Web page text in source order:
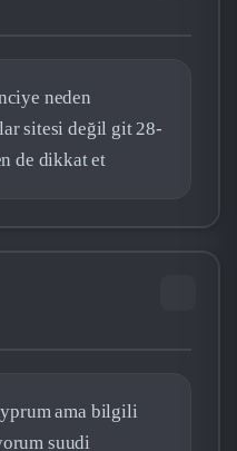
neden
sitesi değil git 28-
de dikkat et
ama bilgili
suudi